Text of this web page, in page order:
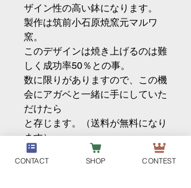
ザイン性の高い鉢になります。
製作は筑前小石原焼窯元マルワ
窯。
このデザインは焼き上げるのは難
しく成功率50％との事。
数に限りがありますので、この機
会にアガベと一緒に手にしていた
だけたら
と存じます。（送料が無料になり
ます）
CONTACT SHOP CONTEST